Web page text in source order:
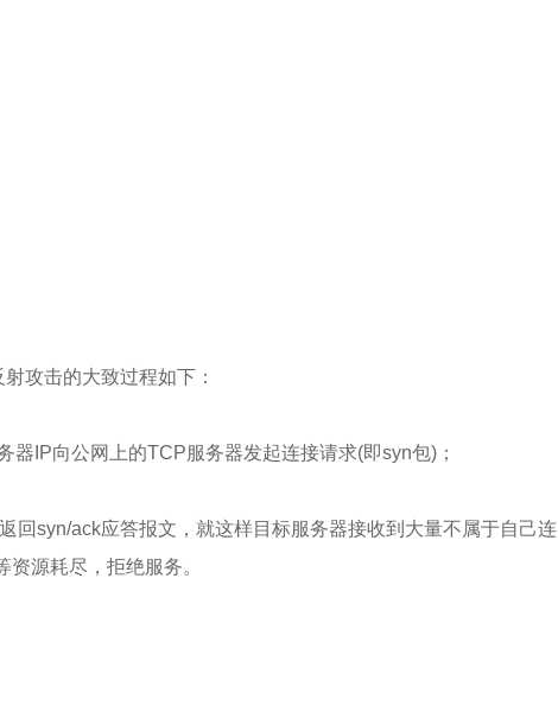
攻击的大致过程如下：
器IP向公网上的TCP服务器发起连接请求(即syn包)；
回syn/ack应答报文，就这样目标服务器接收到大量不属于自己连
源耗尽，拒绝服务。